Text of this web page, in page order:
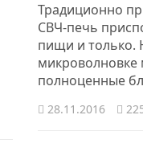
Традиционно
СВЧ-печь
пищи и только.
микроволновке
полноценные
28.11.2016